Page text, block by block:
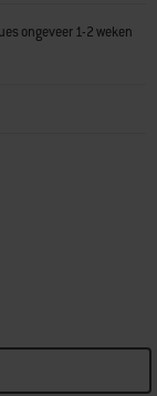
ongeveer 1-2 weken